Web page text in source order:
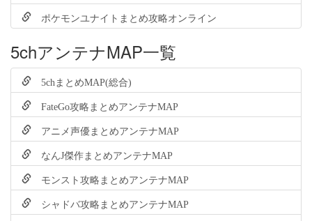
ポケモンユナイトまとめ攻略オンライン
5chアンテナMAP一覧
5chまとめMAP(総合)
FateGo攻略まとめアンテナMAP
アニメ声優まとめアンテナMAP
なんJ傑作まとめアンテナMAP
モンスト攻略まとめアンテナMAP
シャドバ攻略まとめアンテナMAP